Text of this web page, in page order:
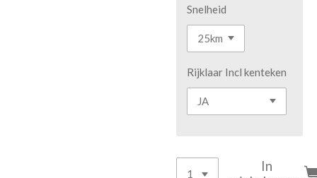
Snelheid
Rijklaar Incl kenteken
In